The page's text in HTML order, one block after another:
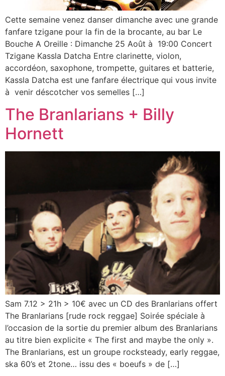
Cette semaine venez danser dimanche avec une grande
fanfare tzigane pour la fin de la brocante, au bar Le
Bouche A Oreille : Dimanche 25 Août à 19:00 Concert
Tzigane Kassla Datcha Entre clarinette, violon,
accordéon, saxophone, trompette, guitares et batterie,
Kassla Datcha est une fanfare électrique qui vous invite
à venir déscotcher vos semelles […]
The Branlarians + Billy
Hornett
Sam 7.12 > 21h > 10€ avec un CD des Branlarians offert
The Branlarians [rude rock reggae] Soirée spéciale à
l’occasion de la sortie du premier album des Branlarians
au titre bien explicite « The first and maybe the only ».
The Branlarians, est un groupe rocksteady, early reggae,
ska 60’s et 2tone… issu des « boeufs » de […]